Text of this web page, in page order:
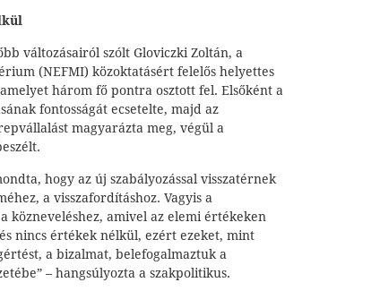
változásairól szólt Gloviczki Zoltán, a
(NEFMI) közoktatásért felelős helyettes
három fő pontra osztott fel. Elsőként a
fontosságát ecsetelte, majd az
magyarázta meg, végül a
hogy az új szabályozással visszatérnek
a visszafordításhoz. Vagyis a
közneveléshez, amivel az elemi értékeken
nincs értékek nélkül, ezért ezeket, mint
a bizalmat, belefogalmaztuk a
– hangsúlyozta a szakpolitikus.